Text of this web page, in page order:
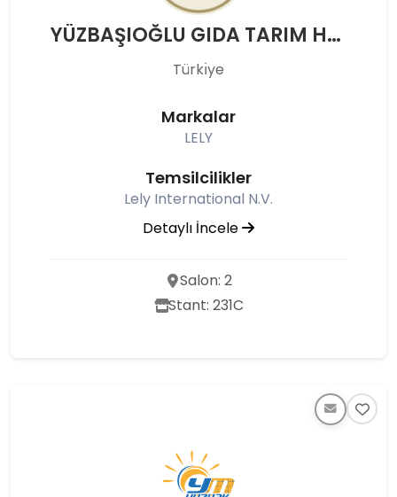
YÜZBAŞIOĞLU GIDA TARIM HAYVANCILIK İNŞ. TURZ. SAN. VE TİC. LTD. ŞTİ.
Türkı̇ye
Markalar
LELY
Temsilcilikler
Lely International N.V.
Detaylı İncele
Salon: 2
Stant: 231C